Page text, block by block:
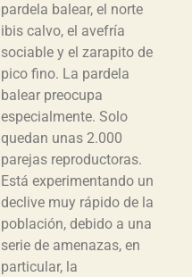
pardela balear, el norte
ibis calvo, el avefría
sociable y el zarapito de
pico fino. La pardela
balear preocupa
especialmente. Solo
quedan unas 2.000
parejas reproductoras.
Está experimentando un
declive muy rápido de la
población, debido a una
serie de amenazas, en
particular, la